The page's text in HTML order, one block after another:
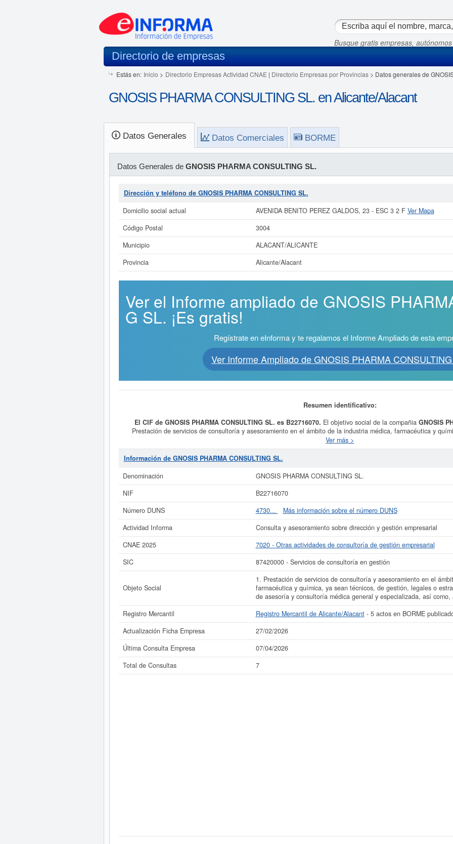
Busque gratis empresas,
Directorio de empresas
Estás en: Inicio > Directorio Empresas Actividad CNAE | Directorio Empresas por Provincias> Datos generales de
GNOSIS PHARMA CONSULTING SL. en Alicante/Alacant
Datos Generales Datos Comerciales BORME
Datos Generales de GNOSIS PHARMA CONSULTING SL.
Dirección y teléfono de GNOSIS PHARMA CONSULTING SL.
Domicilio social actual
AVENIDA BENITO PEREZ GALDOS, 23 - ESC 3 2 F Ver Mapa
Código Postal
3004
Municipio
ALACANT/ALICANTE
Provincia
Alicante/Alacant
Ver el Informe ampliado de GNOSIS
G SL. ¡Es gratis!
Regístrate en eInforma y te regalamos el Informe Ampliado de esta
Ver Informe Ampliado de GNOSIS PHARMA
Resumen identificativo:
El CIF de GNOSIS PHARMA CONSULTING SL. es B22716070. El objetivo social de la compañia GNOSIS
Prestación de servicios de consultoría y asesoramiento en el ámbito de la industria médica, farmacéutica y
legales o estratégicos. 2. Prestación de servicios de asesoría y consultoría médica general y especializada, así
fue creada el día 09/07/2025. La clase CNAE a la que pertenece es 7020 - Otras actividades de consultoría de
GNOSIS PHARMA CONSULTING SL.en la clasificación del SIC es el 87420000. Esta empresa acumula 7
social de esta empresa es de 0 a 3.100 €. La cantidad de actos existentes en el BORME es de 5 y
Si está interesado en conocer más datos de la empresa GNOSIS PHARMA CONSULTING SL. puede
de GNOSIS PHARMA CONSULTING SL. y consultar los resultados de sus años de actividad, así como los
disponibles.
La última actualización del informe de empresa se ha realizado el 27/02/2026.
Ver más >
Información de GNOSIS PHARMA CONSULTING SL.
Denominación
GNOSIS PHARMA CONSULTING SL.
NIF
B22716070
Número DUNS
4730...
Más información sobre el número DUNS
Actividad Informa
Consulta y asesoramiento sobre dirección y gestión empresarial
CNAE 2025
7020 - Otras actividades de consultoría de gestión empresarial
SIC
87420000 - Servicios de consultoría en gestión
Objeto Social
1. Prestación de servicios de consultoría y asesoramiento en el
farmacéutica y química, ya sean técnicos, de gestión, legales o
de asesoría y consultoría médica general y especializada, así
Registro Mercantil
Registro Mercantil de Alicante/Alacant- 5 actos en BORME
Actualización Ficha Empresa
27/02/2026
Última Consulta Empresa
07/04/2026
Total de Consultas
7